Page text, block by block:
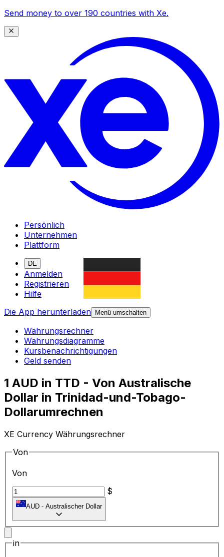
Send money to over 190 countries with Xe.
Persönlich
Unternehmen
Plattform
DE
Anmelden
Registrieren
Hilfe
Die App herunterladen
Menü umschalten
Währungsrechner
Währungsdiagramme
Kursbenachrichtigungen
Geld senden
1 AUD in TTD - Von Australische
Dollar in Trinidad-und-Tobago-
Dollarumrechnen
XE Currency Währungsrechner
Von
Von
$
AUD - Australischer Dollar
in